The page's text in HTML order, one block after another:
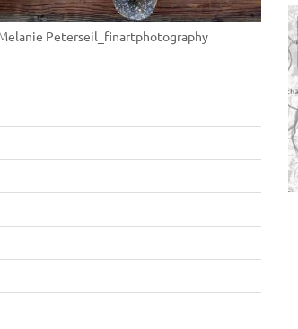
Peterseil_finartphotography
.